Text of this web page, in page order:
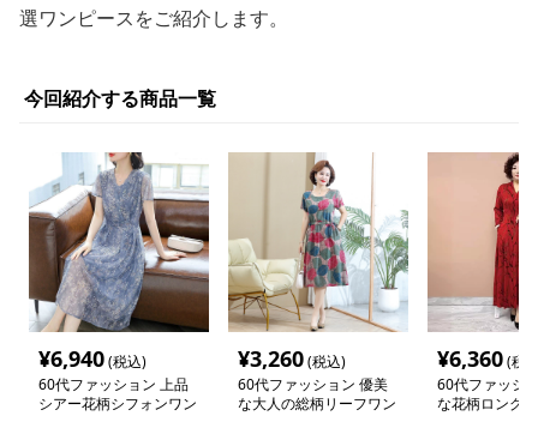
選ワンピースをご紹介します。
今回紹介する商品一覧
¥6,940(税込)
60代ファッション 上品
シアー花柄シフォンワン
¥3,260(税込)
60代ファッション 優美
な大人の総柄リーフワン
¥6,360(税
60代ファッシ
な花柄ロング